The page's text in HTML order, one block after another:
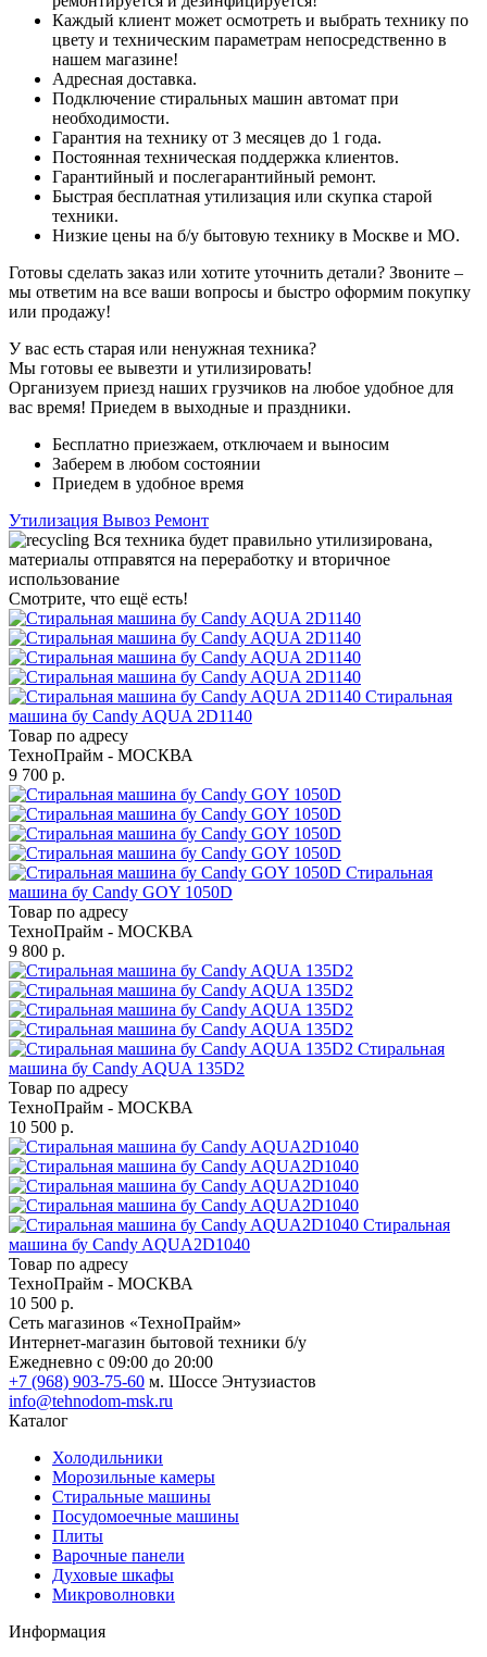
Каждый клиент может осмотреть и выбрать технику по
цвету и техническим параметрам непосредственно в
нашем магазине!
Адресная доставка.
Подключение стиральных машин автомат при
необходимости.
Гарантия на технику от 3 месяцев до 1 года.
Постоянная техническая поддержка клиентов.
Гарантийный и послегарантийный ремонт.
Быстрая бесплатная утилизация или скупка старой
техники.
Низкие цены на б/у бытовую технику в Москве и МО.
Готовы сделать заказ или хотите уточнить детали? Звоните –
мы ответим на все ваши вопросы и быстро оформим покупку
или продажу!
У вас есть старая или ненужная техника?
Мы готовы ее вывезти и утилизировать!
Организуем приезд наших грузчиков на любое удобное для
вас время! Приедем в выходные и праздники.
Бесплатно приезжаем, отключаем и выносим
Заберем в любом состоянии
Приедем в удобное время
Утилизация Вывоз Ремонт
Вся техника будет правильно утилизирована,
материалы отправятся на переработку и вторичное
использование
Смотрите, что ещё есть!
Стиральная
машина бу Candy AQUA 2D1140
Товар по адресу
ТехноПрайм - МОСКВА
9 700 р.
Стиральная
машина бу Candy GOY 1050D
Товар по адресу
ТехноПрайм - МОСКВА
9 800 р.
Стиральная
машина бу Candy AQUA 135D2
Товар по адресу
ТехноПрайм - МОСКВА
10 500 р.
Стиральная
машина бу Candy AQUA2D1040
Товар по адресу
ТехноПрайм - МОСКВА
10 500 р.
Сеть магазинов «ТехноПрайм»
Интернет-магазин бытовой техники б/у
Ежедневно с 09:00 до 20:00
+7 (968) 903-75-60 м. Шоссе Энтузиастов
info@tehnodom-msk.ru
Каталог
Холодильники
Морозильные камеры
Стиральные машины
Посудомоечные машины
Плиты
Варочные панели
Духовые шкафы
Микроволновки
Информация